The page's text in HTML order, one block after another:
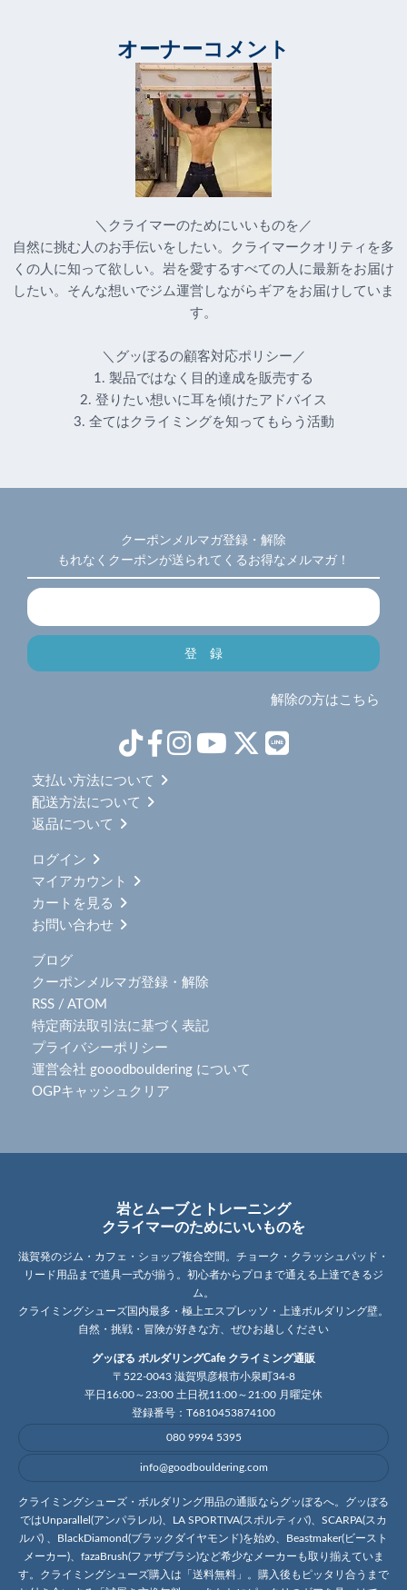
オーナーコメント
＼クライマーのためにいいものを／
自然に挑む人のお手伝いをしたい。クライマークオリティを多
くの人に知って欲しい。岩を愛するすべての人に最新をお届け
したい。そんな想いでジム運営しながらギアをお届けしていま
す。
＼グッぼるの顧客対応ポリシー／
1. 製品ではなく目的達成を販売する
2. 登りたい想いに耳を傾けたアドバイス
3. 全てはクライミングを知ってもらう活動
クーポンメルマガ登録・解除
もれなくクーポンが送られてくるお得なメルマガ！
解除の方はこちら
支払い方法について
配送方法について
返品について
ログイン
マイアカウント
カートを見る
お問い合わせ
ブログ
クーポンメルマガ登録・解除
RSS / ATOM
特定商法取引法に基づく表記
プライバシーポリシー
運営会社 gooodbouldering について
OGPキャッシュクリア
岩とムーブとトレーニング
クライマーのためにいいものを
滋賀発のジム・カフェ・ショップ複合空間。チョーク・クラッシュパッド・
リード用品まで道具一式が揃う。初心者からプロまで通える上達できるジ
ム。
クライミングシューズ国内最多・極上エスプレッソ・上達ボルダリング壁。
自然・挑戦・冒険が好きな方、ぜひお越しください
グッぼる ボルダリングCafe クライミング通販
〒522-0043 滋賀県彦根市小泉町34-8
平日16:00～23:00 土日祝11:00～21:00 月曜定休
登録番号：T6810453874100
080 9994 5395
info@goodbouldering.com
クライミングシューズ・ボルダリング用品の通販ならグッぼるへ。グッぼる
ではUnparallel(アンパラレル)、LA SPORTIVA(スポルティバ)、SCARPA(スカ
ルパ) 、BlackDiamond(ブラックダイヤモンド)を始め、Beastmaker(ビースト
メーカー)、fazaBrush(ファザブラシ)など希少なメーカーも取り揃えていま
す。クライミングシューズ購入は「送料無料」。購入後もピッタリ合うまで